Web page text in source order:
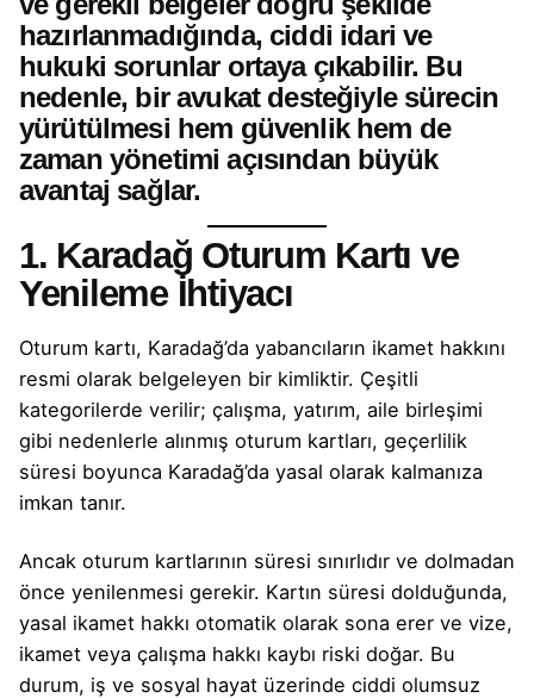
hazırlanmadığında, ciddi idari ve
hukuki sorunlar ortaya çıkabilir. Bu
nedenle, bir avukat desteğiyle sürecin
yürütülmesi hem güvenlik hem de
zaman yönetimi açısından büyük
avantaj sağlar.
1. Karadağ Oturum Kartı ve
Yenileme İhtiyacı
Oturum kartı, Karadağ’da yabancıların ikamet hakkını
resmi olarak belgeleyen bir kimliktir. Çeşitli
kategorilerde verilir; çalışma, yatırım, aile birleşimi
gibi nedenlerle alınmış oturum kartları, geçerlilik
süresi boyunca Karadağ’da yasal olarak kalmanıza
imkan tanır.
Ancak oturum kartlarının süresi sınırlıdır ve dolmadan
önce yenilenmesi gerekir. Kartın süresi dolduğunda,
yasal ikamet hakkı otomatik olarak sona erer ve vize,
ikamet veya çalışma hakkı kaybı riski doğar. Bu
durum, iş ve sosyal hayat üzerinde ciddi olumsuz